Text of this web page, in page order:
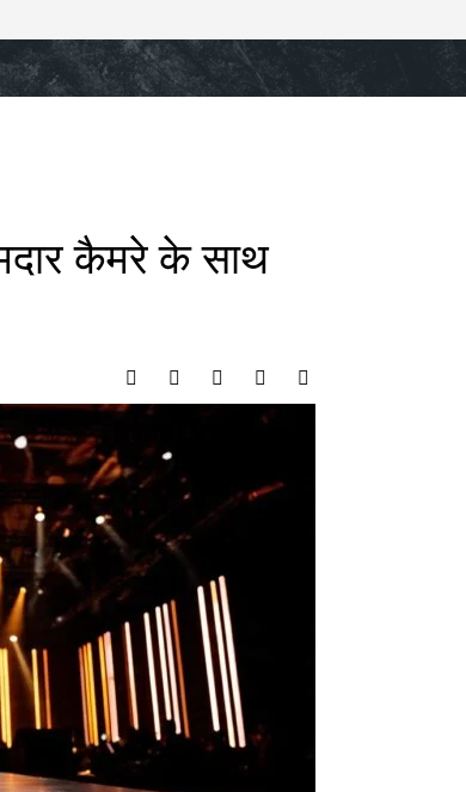
राज्य मनोरंजन लाइफस्टाइल
कैमरे के साथ